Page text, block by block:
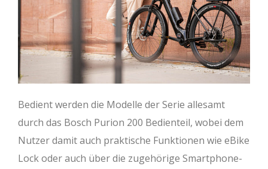
Bedient werden die Modelle der Serie allesamt
durch das Bosch Purion 200 Bedienteil, wobei dem
Nutzer damit auch praktische Funktionen wie eBike
Lock oder auch über die zugehörige Smartphone-